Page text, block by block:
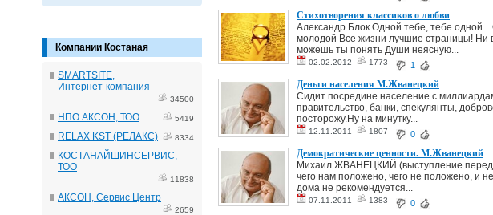
Компании Костаная
SMARTSITE,
Интернет-компания
34500
НПО АКСОН, ТОО 5419
RELAX KST (РЕЛАКС) 8334
КОСТАНАЙШИНСЕРВИС,
ТОО
11838
АКСОН, Сервис Центр
2659
Стихотворения классиков о любви
Александр Блок Одной тебе, тебе
молодой Все жизни лучшие страницы! Ни
можешь ты понять Души неясную...
02.02.2012 1773 1
Деньги населения М.Жванецкий
Сидит посредине население с
правительство, банки, спекулянты,
посторожу.Ну на минутку...
12.11.2011 1807 0
Демократические ценности. М.Жванецкий
Михаил ЖВАНЕЦКИЙ (выступление перед
чего нам положено, чего не положено, и
дома не рекомендуется...
07.11.2011 1383 0